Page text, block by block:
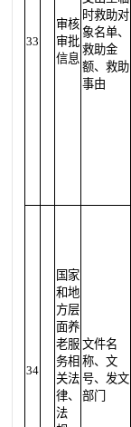
33
审核
审批
信息
时救助对
象名单、
救助金
额、救助
事由
34
国家
和地
方层
面养
老服
务相
关法
律、
法
文件名
称、文
号、发文
部门